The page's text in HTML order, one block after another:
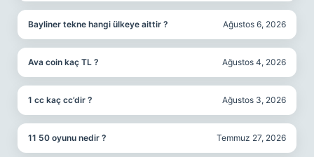
Bayliner tekne hangi ülkeye aittir ? Ağustos 6, 2026
Ava coin kaç TL ? Ağustos 4, 2026
1 cc kaç cc’dir ? Ağustos 3, 2026
11 50 oyunu nedir ? Temmuz 27, 2026